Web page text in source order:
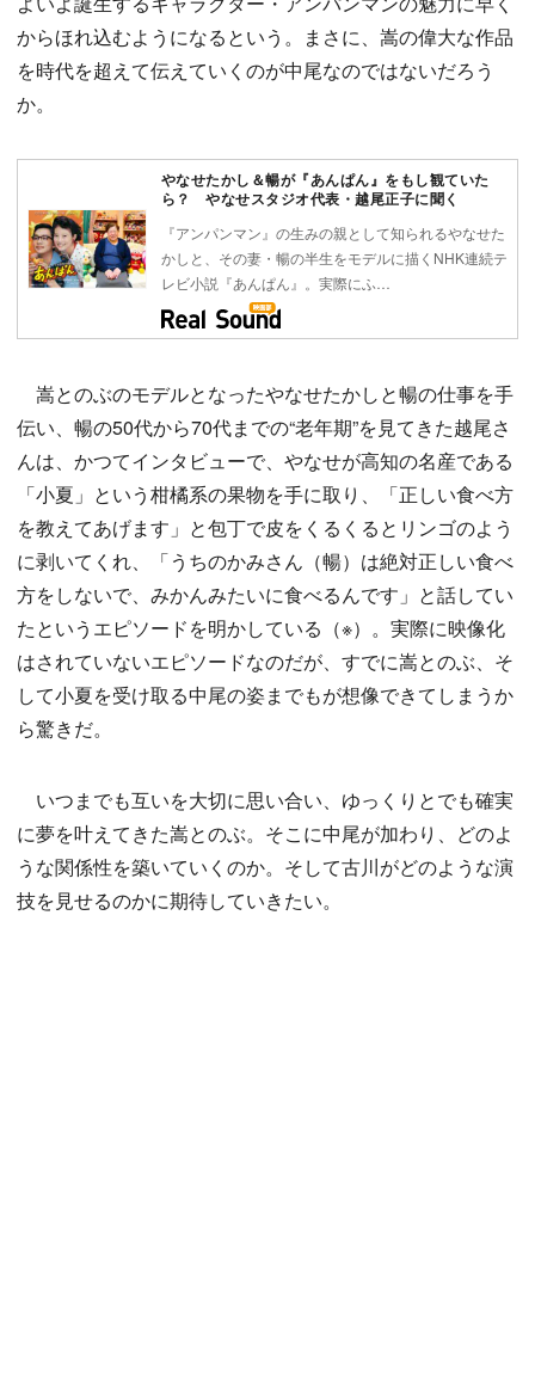
からほれ込むようになるという。まさに、嵩の偉大な作品
を時代を超えて伝えていくのが中尾なのではないだろう
か。
やなせたかし＆暢が『あんぱん』をもし観ていた
ら？ やなせスタジオ代表・越尾正子に聞く
『アンパンマン』の生みの親として知られるやなせた
かしと、その妻・暢の半生をモデルに描くNHK連続テ
レビ小説『あんぱん』。実際にふ…
嵩とのぶのモデルとなったやなせたかしと暢の仕事を手
伝い、暢の50代から70代までの“老年期”を見てきた越尾さ
んは、かつてインタビューで、やなせが高知の名産である
「小夏」という柑橘系の果物を手に取り、「正しい食べ方
を教えてあげます」と包丁で皮をくるくるとリンゴのよう
に剥いてくれ、「うちのかみさん（暢）は絶対正しい食べ
方をしないで、みかんみたいに食べるんです」と話してい
たというエピソードを明かしている（※）。実際に映像化
はされていないエピソードなのだが、すでに嵩とのぶ、そ
して小夏を受け取る中尾の姿までもが想像できてしまうか
ら驚きだ。
いつまでも互いを大切に思い合い、ゆっくりとでも確実
に夢を叶えてきた嵩とのぶ。そこに中尾が加わり、どのよ
うな関係性を築いていくのか。そして古川がどのような演
技を見せるのかに期待していきたい。